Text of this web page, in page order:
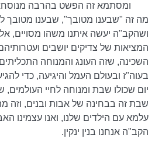
ומסתמא זה הפשט בהרבה
מה זה "שבענו מטובך", שבענו מטובך
ושהקב"ה יעשה איתנו משהו מסויים,
המציאות של צדיקים יושבים
השכינה, שזה העונג והמנוחה
בעוה"ז ובעולם העמל והיגיעה, כדי
יום שכולו שבת ומנוחה לחיי
שבת זה בבחינה של אבות ובנים, וזה
עלמא עם הילדים שלנו, ואנו עצמינו
הקב"ה אנחנו בנין ינקין.